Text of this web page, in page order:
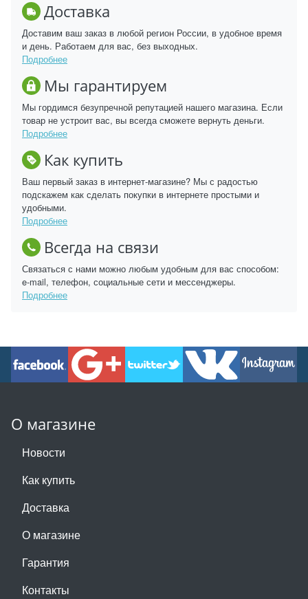
Доставка
Доставим ваш заказ в любой регион России, в удобное время
и день. Работаем для вас, без выходных.
Подробнее
Мы гарантируем
Мы гордимся безупречной репутацией нашего магазина. Если
товар не устроит вас, вы всегда сможете вернуть деньги.
Подробнее
Как купить
Ваш первый заказ в интернет-магазине? Мы с радостью
подскажем как сделать покупки в интернете простыми и
удобными.
Подробнее
Всегда на связи
Связаться с нами можно любым удобным для вас способом:
e-mail, телефон, социальные сети и мессенджеры.
Подробнее
О магазине
Новости
Как купить
Доставка
О магазине
Гарантия
Контакты